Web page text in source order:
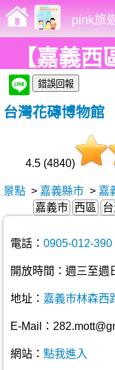
pink旅
【嘉義
物館。
美，超有
台灣花磚博物館
4.5 (4840)
景點 > 嘉義縣市 > 嘉
嘉義市 西區
電話： 0905-012-390
開放時間：週三至週
地址： 嘉義市林森西
E-Mail：
網站： 點我進入